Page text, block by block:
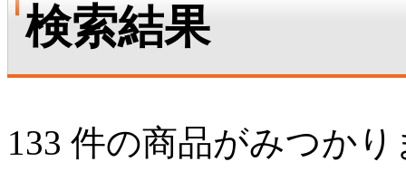
検索結果
133 件の商品がみつか